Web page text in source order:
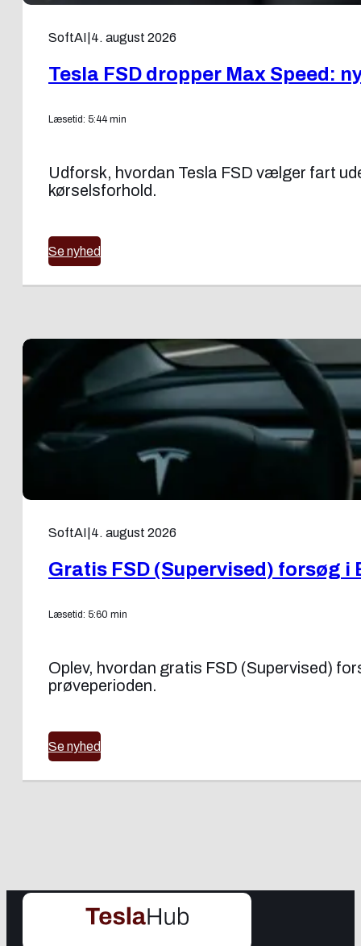
SoftAI 4. august 2026
Tesla FSD dropper Max Speed:
Læsetid: 5:44 min
Udforsk, hvordan Tesla FSD vælger fart
kørselsforhold.
Se nyhed
SoftAI 4. august 2026
Gratis FSD (Supervised) forsøg i
Læsetid: 5:60 min
Oplev, hvordan gratis FSD (Supervised)
prøveperioden.
Se nyhed